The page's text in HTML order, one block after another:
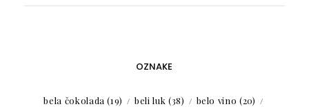
OZNAKE
bela čokolada (19) beli luk (38) belo vino (20)